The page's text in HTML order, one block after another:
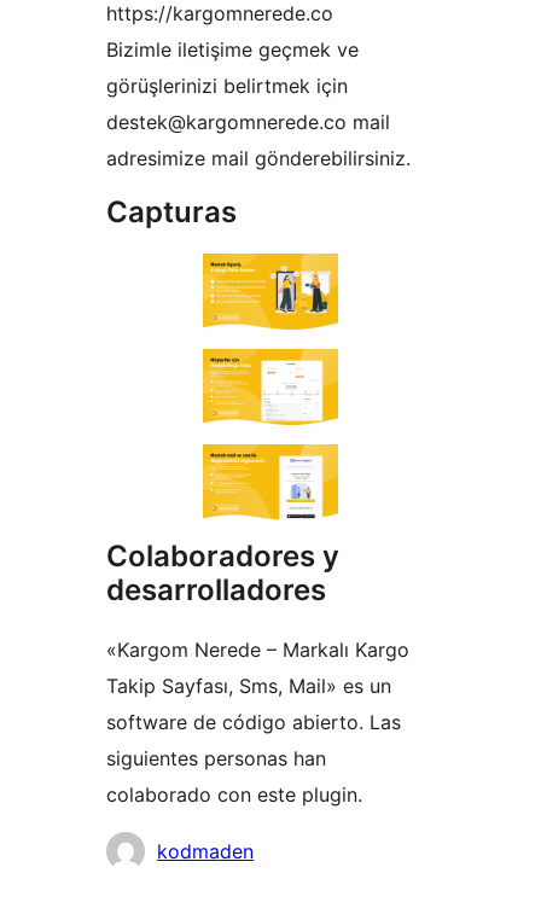
https://kargomnerede.co
Bizimle iletişime geçmek ve
görüşlerinizi belirtmek için
destek@kargomnerede.co mail
adresimize mail gönderebilirsiniz.
Capturas
Colaboradores y
desarrolladores
«Kargom Nerede – Markalı Kargo
Takip Sayfası, Sms, Mail» es un
software de código abierto. Las
siguientes personas han
colaborado con este plugin.
Colaboradores
kodmaden